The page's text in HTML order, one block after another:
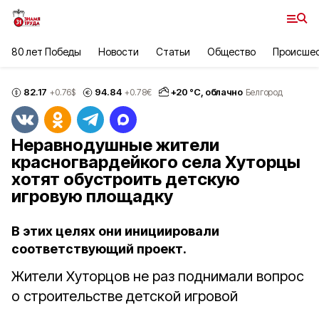
80 лет Победы Новости Статьи Общество
82.17 +0.76$ 94.84 +0.78€ +20 °С, облачно Белгород
Неравнодушные жители
красногвардейкого села Хуторцы
хотят обустроить детскую
игровую площадку
В этих целях они инициировали
соответствующий проект.
Жители Хуторцов не раз поднимали вопрос
о строительстве детской игровой